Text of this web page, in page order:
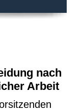
nach
Arbeit